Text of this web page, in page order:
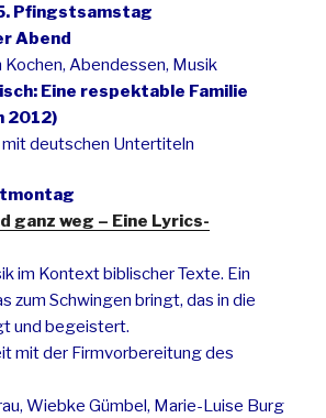
Pfingstsamstag
Abend
Abendessen, Musik
Eine respektable Familie
2012)
mit deutschen Untertiteln
ganz weg – Eine Lyrics-
im Kontext biblischer Texte. Ein
zum Schwingen bringt, das in die
und begeistert.
mit der Firmvorbereitung des
Wiebke Gümbel, Marie-Luise Burg